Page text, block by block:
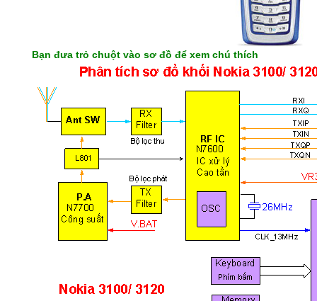
Bạn đưa trỏ chuột vào sơ đồ để xem chú thích